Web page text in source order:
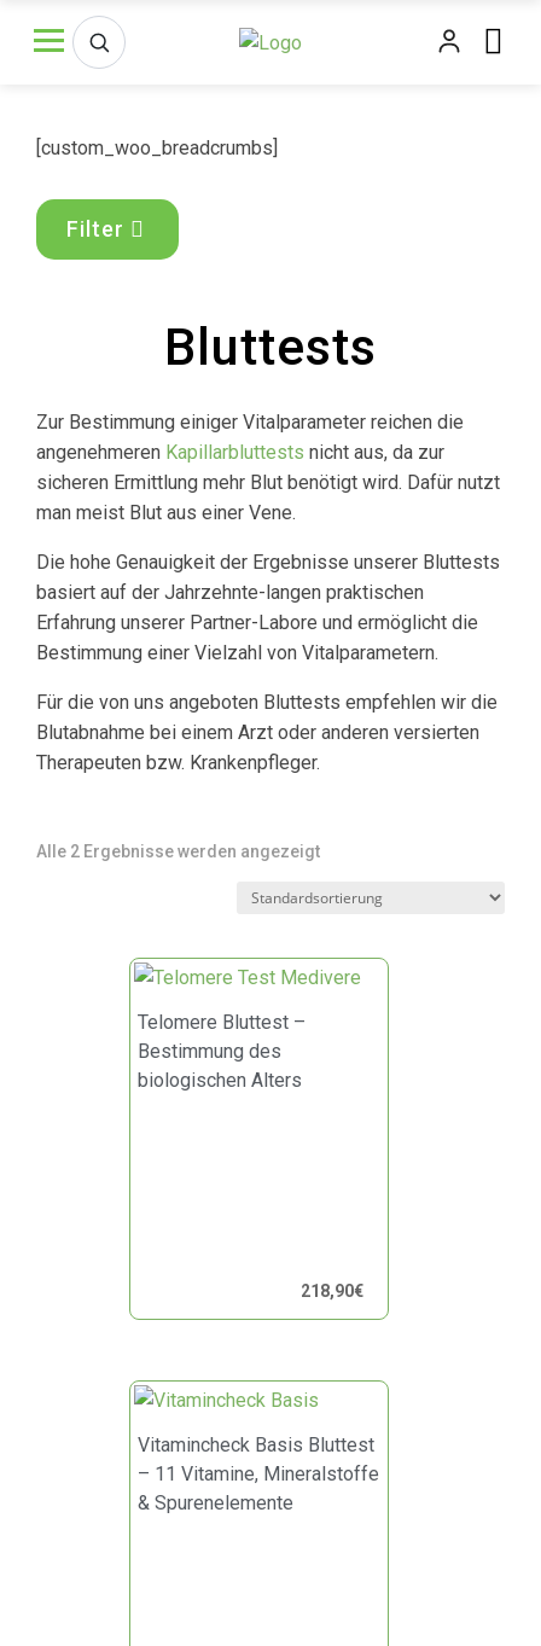
[custom_woo_breadcrumbs]
Filter
Bluttests
Zur Bestimmung einiger Vitalparameter reichen die
angenehmeren Kapillarbluttests nicht aus, da zur
sicheren Ermittlung mehr Blut benötigt wird. Dafür nutzt
man meist Blut aus einer Vene.
Die hohe Genauigkeit der Ergebnisse unserer Bluttests
basiert auf der Jahrzehnte-langen praktischen
Erfahrung unserer Partner-Labore und ermöglicht die
Bestimmung einer Vielzahl von Vitalparametern.
Für die von uns angeboten Bluttests empfehlen wir die
Blutabnahme bei einem Arzt oder anderen versierten
Therapeuten bzw. Krankenpfleger.
Alle 2 Ergebnisse werden angezeigt
Telomere Bluttest –
Bestimmung des
biologischen Alters
218,90€
Vitamincheck Basis Bluttest
– 11 Vitamine, Mineralstoffe
& Spurenelemente